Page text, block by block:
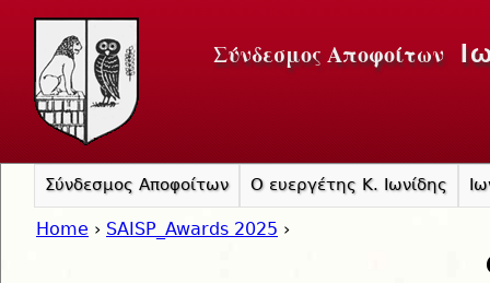
Σύνδεσμος Αποφοίτων
Home › SAISP_Awards 2025 ›
Σύνδεσμος Αποφοίτων Ο ευεργέτης Κ. Ιωνίδης